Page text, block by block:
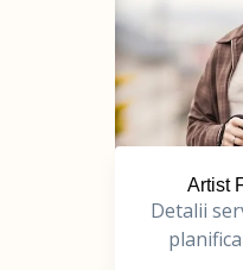
Artist
Detalii